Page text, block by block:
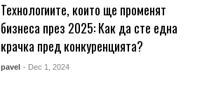
Технологиите, които ще променят
бизнеса през 2025: Как да сте една
крачка пред конкуренцията?
pavel - Dec 1, 2024